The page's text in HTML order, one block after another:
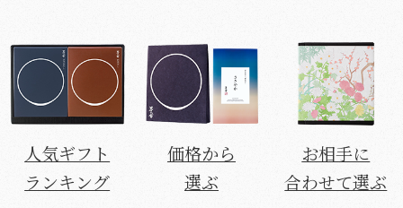
人気ギフト
ランキング
価格から
選ぶ
お相手に
合わせて選ぶ